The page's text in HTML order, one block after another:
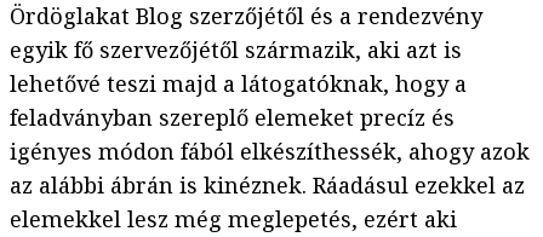
Ördöglakat Blog szerzőjétől és a rendezvény
egyik fő szervezőjétől származik, aki azt is
lehetővé teszi majd a látogatóknak, hogy a
feladványban szereplő elemeket precíz és
igényes módon fából elkészíthessék, ahogy azok
az alábbi ábrán is kinéznek. Ráadásul ezekkel az
elemekkel lesz még meglepetés, ezért aki